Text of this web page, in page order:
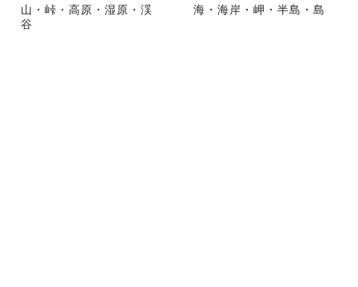
山・峠・高原・湿原・渓
谷
海・海岸・岬・半島・島